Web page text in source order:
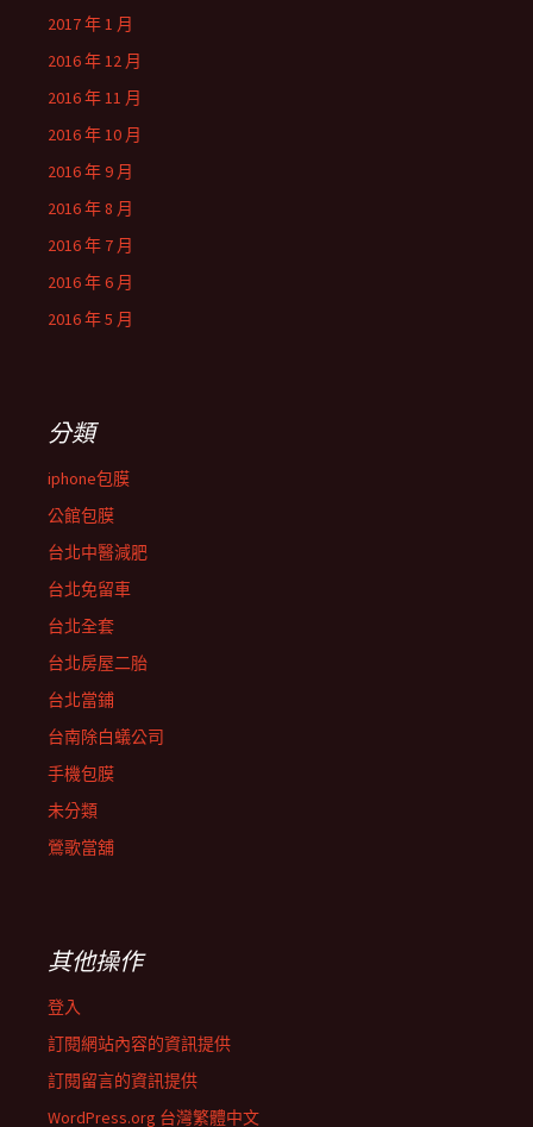
2017 年 1 月
2016 年 12 月
2016 年 11 月
2016 年 10 月
2016 年 9 月
2016 年 8 月
2016 年 7 月
2016 年 6 月
2016 年 5 月
分類
iphone包膜
公館包膜
台北中醫減肥
台北免留車
台北全套
台北房屋二胎
台北當鋪
台南除白蟻公司
手機包膜
未分類
鶯歌當舖
其他操作
登入
訂閱網站內容的資訊提供
訂閱留言的資訊提供
WordPress.org 台灣繁體中文